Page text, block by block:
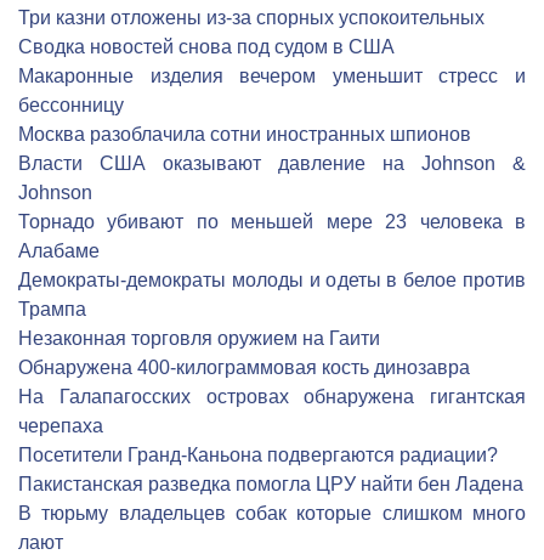
Три казни отложены из-за спорных успокоительных
Сводка новостей снова под судом в США
Макаронные изделия вечером уменьшит стресс и
бессонницу
Москва разоблачила сотни иностранных шпионов
Власти США оказывают давление на Johnson &
Johnson
Торнадо убивают по меньшей мере 23 человека в
Алабаме
Демократы-демократы молоды и одеты в белое против
Трампа
Незаконная торговля оружием на Гаити
Обнаружена 400-килограммовая кость динозавра
На Галапагосских островах обнаружена гигантская
черепаха
Посетители Гранд-Каньона подвергаются радиации?
Пакистанская разведка помогла ЦРУ найти бен Ладена
В тюрьму владельцев собак которые слишком много
лают